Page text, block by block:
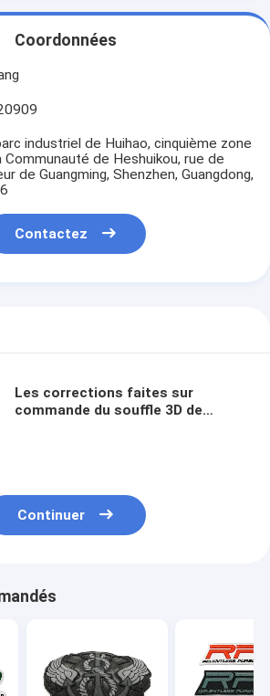
Coordonnées
industriel de Huihao, cinquième zone
Communauté de Heshuikou, rue de
de Guangming, Shenzhen, Guangdong,
Contactez
Les corrections faites sur
commande du souffle 3D de
Continuer